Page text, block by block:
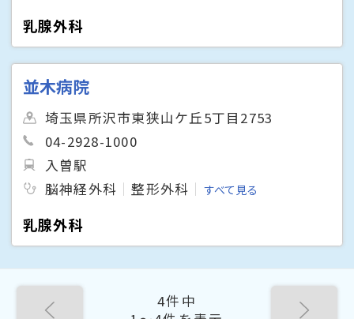
乳腺外科
並木病院
埼玉県所沢市東狭山ケ丘5丁目2753
04-2928-1000
入曽駅
脳神経外科
整形外科 すべて見る
乳腺外科
4件中